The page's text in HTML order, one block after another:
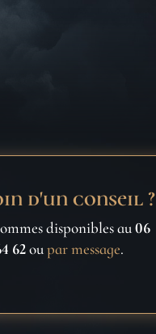
d'un conseil ?
disponibles au06
62oupar message.